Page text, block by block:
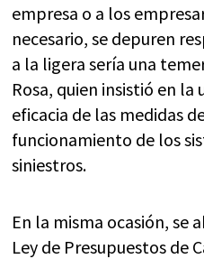
empresa o a los
necesario, se depuren
a la ligera sería una
Rosa, quien insistió en la
eficacia de las medidas
funcionamiento de los
siniestros.
En la misma ocasión, se
Ley de Presupuestos de